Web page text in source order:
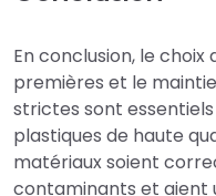
En conclusion, le
premières et le
strictes sont
plastiques de haute
matériaux soient
contaminants et aient